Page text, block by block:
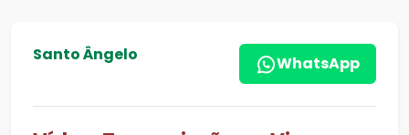
Santo Ângelo WhatsApp